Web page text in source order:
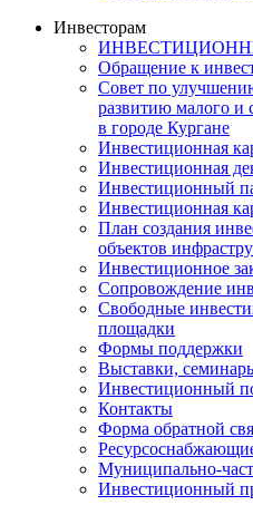
Инвесторам
Обращение к
Совет по
развитию малого и
в городе Кургане
Инвестиционная
Инвестиционная
Инвестиционный
Инвестиционная
План создания
объектов
Инвестиционное
Сопровождение
Свободные
площадки
Формы поддержки
Выставки,
Инвестиционный
Контакты
Форма обратной
Муниципально-
Инвестиционный